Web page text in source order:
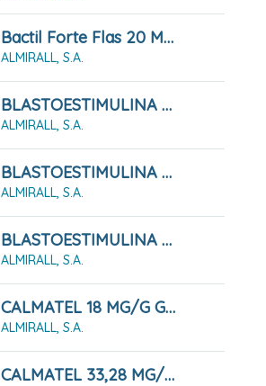
Bactil Forte Flas 20 Mg 10 Liofilizados Orales
ALMIRALL, S.A.
BLASTOESTIMULINA 10MG/G POMADA 30G
ALMIRALL, S.A.
BLASTOESTIMULINA 10MG/G POMADA 60G
ALMIRALL, S.A.
BLASTOESTIMULINA 2% POLVO CUTÁNEO 5 G
ALMIRALL, S.A.
CALMATEL 18 MG/G GEL, 60 G
ALMIRALL, S.A.
CALMATEL 33,28 MG/ML SOLUCIÓN PARA PULVERIZACIÓN CUTÁNEA, 100 ML